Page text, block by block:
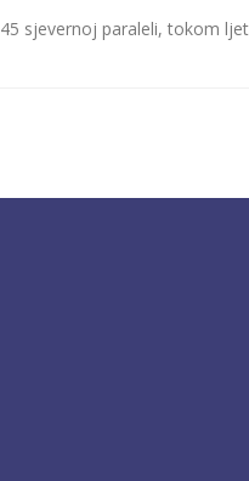
sjevernoj paraleli, tokom